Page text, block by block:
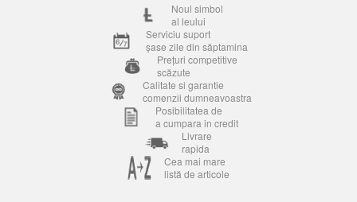
Noul simbol
al leului
Serviciu suport
șase zile din săptamina
Prețuri competitive
scăzute
Calitate si garantie
comenzii dumneavoastra
Posibilitatea de
a cumpara in credit
Livrare
rapida
Cea mai mare
listă de articole